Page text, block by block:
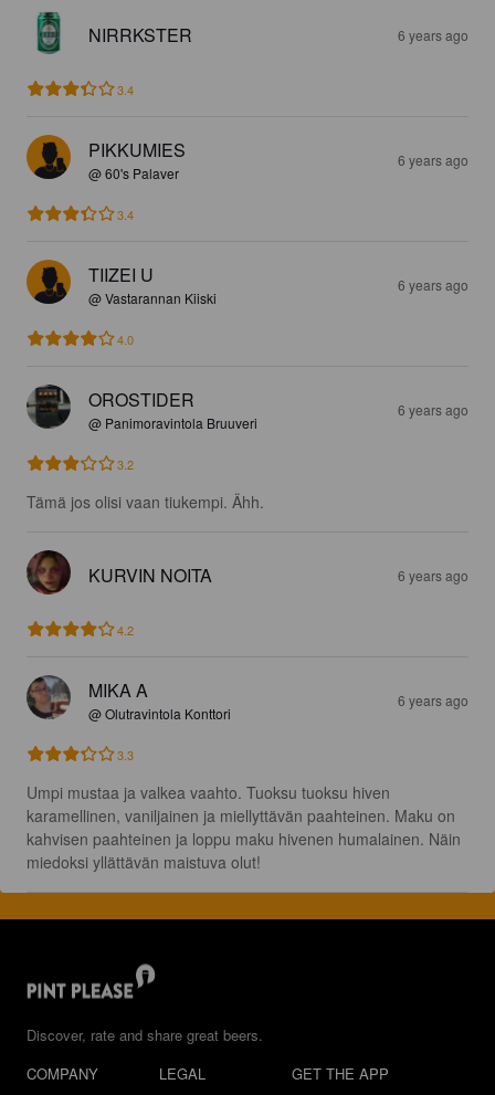
NIRRKSTER 6 years ago
3.4
PIKKUMIES
@ 60's Palaver
6 years ago
3.4
TIIZEI U
@ Vastarannan Kiiski
6 years ago
4.0
OROSTIDER
@ Panimoravintola Bruuveri
6 years ago
3.2
Tämä jos olisi vaan tiukempi. Ähh.
KURVIN NOITA 6 years ago
4.2
MIKA A
@ Olutravintola Konttori
6 years ago
3.3
Umpi mustaa ja valkea vaahto. Tuoksu tuoksu hiven
karamellinen, vaniljainen ja miellyttävän paahteinen. Maku on
kahvisen paahteinen ja loppu maku hivenen humalainen. Näin
miedoksi yllättävän maistuva olut!
Discover, rate and share great beers.
COMPANY
LEGAL GET THE APP